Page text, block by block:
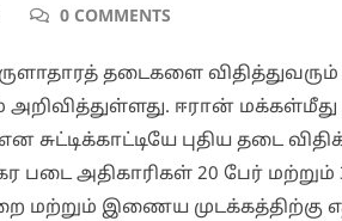
0 COMMENTS
தடைகளை விதித்துவரும்
அறிவித்துள்ளது. ஈரான்
சுட்டிக்காட்டியே புதிய தடை
படை அதிகாரிகள் 20 பேர்
மற்றும் இணைய முடக்கத்திற்கு